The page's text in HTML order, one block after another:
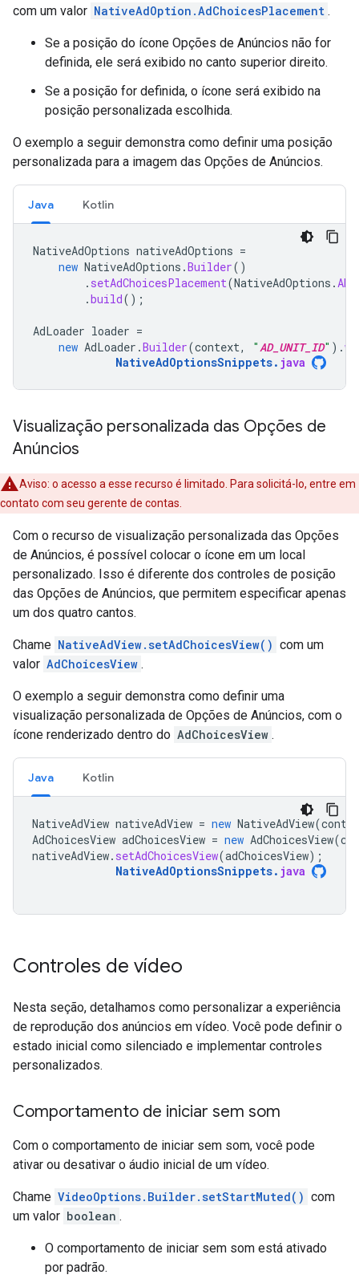
com um valor NativeAdOption.AdChoicesPlacement .
Se a posição do ícone Opções de Anúncios não for
definida, ele será exibido no canto superior direito.
Se a posição for definida, o ícone será exibido na
posição personalizada escolhida.
O exemplo a seguir demonstra como definir uma posição
personalizada para a imagem das Opções de Anúncios.
Java Kotlin
NativeAdOptions nativeAdOptions =
new NativeAdOptions .Builder()
. setAdChoicesPlacement(NativeAdOptions .
.build();
AdLoader loader =
new AdLoader .Builder(context, "AD_UNIT_ID" ).
NativeAdOptionsSnippets. java
Visualização personalizada das Opções de
Anúncios
Aviso: o acesso a esse recurso é limitado. Para solicitá-lo, entre em
contato com seu gerente de contas.
Com o recurso de visualização personalizada das Opções
de Anúncios, é possível colocar o ícone em um local
personalizado. Isso é diferente dos controles de posição
das Opções de Anúncios, que permitem especificar apenas
um dos quatro cantos.
Chame NativeAdView.setAdChoicesView() com um
valor AdChoicesView .
O exemplo a seguir demonstra como definir uma
visualização personalizada de Opções de Anúncios, com o
ícone renderizado dentro do AdChoicesView .
Java Kotlin
NativeAdView nativeAdView = new NativeAdView(
AdChoicesView adChoicesView = new AdChoicesView(
nativeAdView. setAdChoicesView(adChoicesView);
NativeAdOptionsSnippets. java
Controles de vídeo
Nesta seção, detalhamos como personalizar a experiência
de reprodução dos anúncios em vídeo. Você pode definir o
estado inicial como silenciado e implementar controles
personalizados.
Comportamento de iniciar sem som
Com o comportamento de iniciar sem som, você pode
ativar ou desativar o áudio inicial de um vídeo.
Chame VideoOptions.Builder.setStartMuted() com
um valor boolean .
O comportamento de iniciar sem som está ativado
por padrão.